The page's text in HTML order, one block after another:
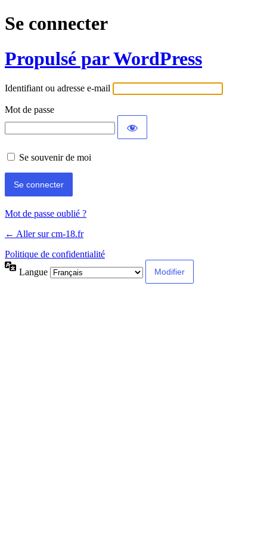
Se connecter
Propulsé par WordPress
Identifiant ou adresse e-mail
Mot de passe
Se souvenir de moi
Mot de passe oublié ?
← Aller sur cm-18.fr
Politique de confidentialité
Langue